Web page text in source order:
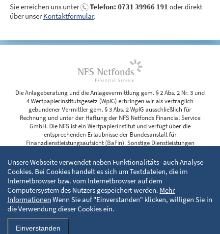
Sie erreichen uns unter
Telefon: 0731 39966 191 oder direkt
über unserKontaktformular.
Die Anlageberatung und die Anlagevermittlung gem. § 2 Abs. 2 Nr. 3 und
4 Wertpapierinstitutsgesetz (WpIG) erbringen wir als vertraglich
gebundener Vermittler gem. § 3 Abs. 2 WpIG ausschließlich für
Rechnung und unter der Haftung der NFS Netfonds Financial Service
GmbH. Die NFS ist ein Wertpapierinstitut und verfügt über die
entsprechenden Erlaubnisse der Bundesanstalt für
Finanzdienstleistungsaufsicht (BaFin). Sonstige Dienstleistungen
Informationen finden Sie in unserem Impressum.
KONTAKT IMPRESSUM DATENSCHUTZERKLÄRUNG
WIR LEBEN BERATUNG
Unsere Webseite verwendet neben Funktionalitäts- auch Analyse-
Cookies. Bei Cookies handelt es sich um Textdateien, die im
Internetbrowser bzw. vom Internetbrowser auf dem
Computersystem des Nutzers gespeichert werden. Mehr
Informationen Wenn Sie auf "Einverstanden" klicken, willigen Sie in
die Verwendung dieser Cookies ein.
Einverstanden